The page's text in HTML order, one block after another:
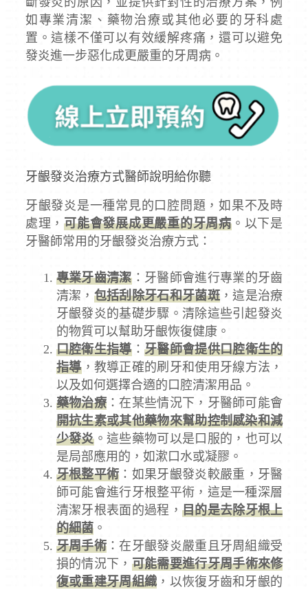
如專業清潔、藥物治療或其他必要的牙科處
置。這樣不僅可以有效緩解疼痛，還可以避免
發炎進一步惡化成更嚴重的牙周病。
牙齦發炎治療方式醫師說明給你聽
牙齦發炎是一種常見的口腔問題，如果不及時
處理，可能會發展成更嚴重的牙周病。以下是
牙醫師常用的牙齦發炎治療方式：
專業牙齒清潔：牙醫師會進行專業的牙齒
清潔， 包括刮除牙石和牙菌斑，這是治療
牙齦發炎的基礎步驟。清除這些引起發炎
的物質可以幫助牙齦恢復健康。
口腔衛生指導：牙醫師會提供口腔衛生的
指導，教導正確的刷牙和使用牙線方法，
以及如何選擇合適的口腔清潔用品。
藥物治療 ：在某些情況下，牙醫師可能會
開抗生素或其他藥物來幫助控制感染和減
少發炎。這些藥物可以是口服的，也可以
是局部應用的，如漱口水或凝膠。
牙根整平術 ：如果牙齦發炎較嚴重，牙醫
師可能會進行牙根整平術，這是一種深層
清潔牙根表面的過程， 目的是去除牙根上
的細菌。
牙周手術 ：在牙齦發炎嚴重且牙周組織受
損的情況下， 可能需要進行牙周手術來修
復或重建牙周組織 ，以恢復牙齒和牙齦的